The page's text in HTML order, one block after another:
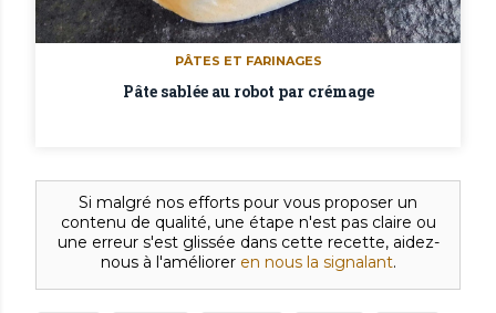
PÂTES ET FARINAGES
Pâte sablée au robot par crémage
Si malgré nos efforts pour vous proposer un
contenu de qualité, une étape n'est pas claire ou
une erreur s'est glissée dans cette recette, aidez-
nous à l'améliorer en nous la signalant.